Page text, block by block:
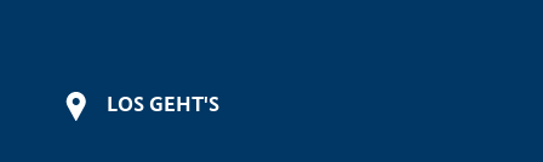
LOS GEHT'S